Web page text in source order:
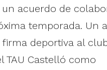
acuerdo de
temporada. Un
deportiva al
TAU Castelló como